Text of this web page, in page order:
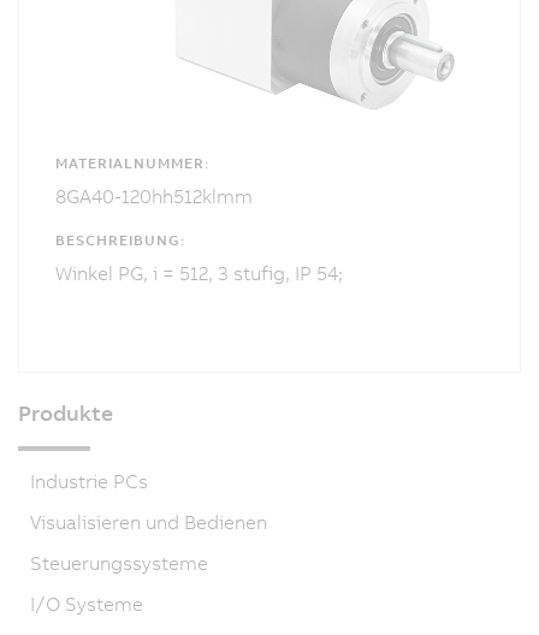
MATERIALNUMMER:
8GA40-120hh512klmm
BESCHREIBUNG:
Winkel PG, i = 512, 3 stufig, IP 54;
Produkte
Industrie PCs
Visualisieren und Bedienen
Steuerungssysteme
I/O Systeme